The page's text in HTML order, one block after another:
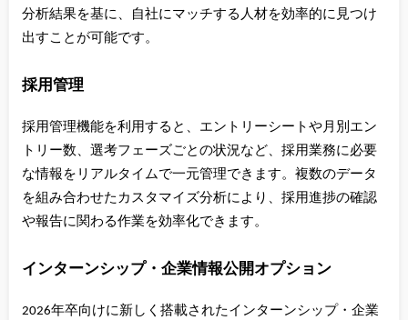
分析結果を基に、自社にマッチする人材を効率的に見つけ
出すことが可能です。
採用管理
採用管理機能を利用すると、エントリーシートや月別エン
トリー数、選考フェーズごとの状況など、採用業務に必要
な情報をリアルタイムで一元管理できます。複数のデータ
を組み合わせたカスタマイズ分析により、採用進捗の確認
や報告に関わる作業を効率化できます。
インターンシップ・企業情報公開オプション
2026年卒向けに新しく搭載されたインターンシップ・企業